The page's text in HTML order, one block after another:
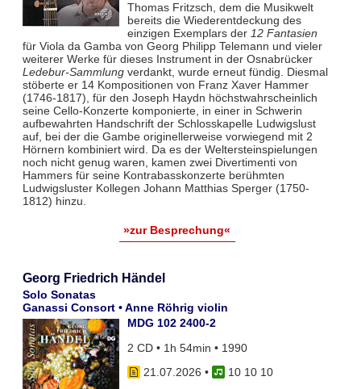
Thomas Fritzsch, dem die Musikwelt
bereits die Wiederentdeckung des
einzigen Exemplars der 12 Fantasien
für Viola da Gamba von Georg Philipp Telemann und vieler
weiterer Werke für dieses Instrument in der Osnabrücker
Ledebur-Sammlungverdankt, wurde erneut fündig. Diesmal
stöberte er 14 Kompositionen von Franz Xaver Hammer
(1746-1817), für den Joseph Haydn höchstwahrscheinlich
seine Cello-Konzerte komponierte, in einer in Schwerin
aufbewahrten Handschrift der Schlosskapelle Ludwigslust
auf, bei der die Gambe originellerweise vorwiegend mit 2
Hörnern kombiniert wird. Da es der Weltersteinspielungen
noch nicht genug waren, kamen zwei Divertimenti von
Hammers für seine Kontrabasskonzerte berühmten
Ludwigsluster Kollegen Johann Matthias Sperger (1750-
1812) hinzu.
»zur Besprechung«
Georg Friedrich Händel
Solo Sonatas
Ganassi Consort • Anne Röhrig violin
MDG 102 2400-2
2 CD • 1h 54min • 1990
21.07.2026 •
10 10 10